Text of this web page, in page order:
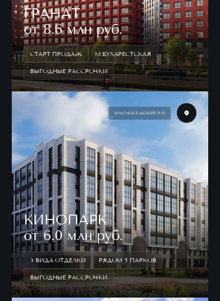
ГРАНАТ
от 8.6 млн руб.
СТАРТ ПРОДАЖ М.БУХАРЕСТСКАЯ
ВЫГОДНЫЕ РАССРОЧКИ
КРАСНОСЕЛЬСКИЙ Р-Н
КИНОПАРК
от 6.0 млн руб.
3 ВИДА ОТДЕЛКИ РЯДОМ 5 ПАРКОВ
ВЫГОДНЫЕ РАССРОЧКИ